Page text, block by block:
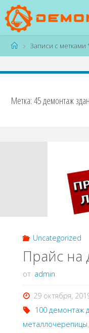
Перейти
содержимому
ГлавнаяЗаписи с
Метка:45 демонтаж
Uncategorized
Прайс на
от admin
29 октября,
100 демонтаж
металлочерепицы,